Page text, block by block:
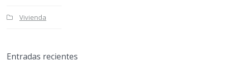
Vivienda
Entradas recientes